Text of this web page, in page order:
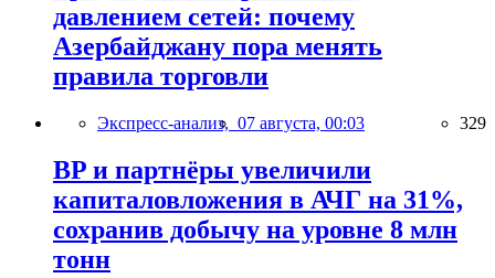
давлением сетей: почему
Азербайджану пора менять
правила торговли
Экспресс-анализ, 07 августа, 00:03 329
BP и партнёры увеличили
капиталовложения в АЧГ на 31%,
сохранив добычу на уровне 8 млн
тонн